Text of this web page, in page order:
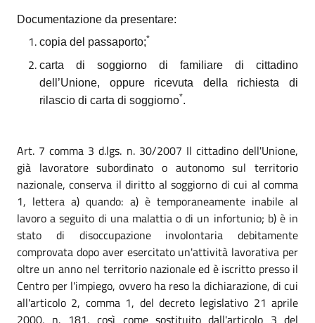
Documentazione da presentare:
copia del passaporto;*
carta di soggiorno di familiare di cittadino
dell’Unione, oppure ricevuta della richiesta di
rilascio di carta di soggiorno*.
Art. 7 comma 3 d.lgs. n. 30/2007 Il cittadino dell'Unione,
già lavoratore subordinato o autonomo sul territorio
nazionale, conserva il diritto al soggiorno di cui al comma
1, lettera a) quando: a) è temporaneamente inabile al
lavoro a seguito di una malattia o di un infortunio; b) è in
stato di disoccupazione involontaria debitamente
comprovata dopo aver esercitato un'attività lavorativa per
oltre un anno nel territorio nazionale ed è iscritto presso il
Centro per l'impiego, ovvero ha reso la dichiarazione, di cui
all'articolo 2, comma 1, del decreto legislativo 21 aprile